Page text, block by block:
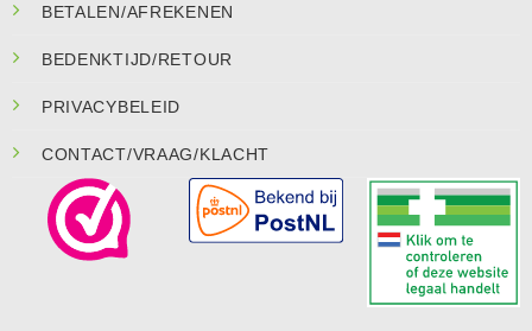
BETALEN/AFREKENEN
BEDENKTIJD/RETOUR
PRIVACYBELEID
CONTACT/VRAAG/KLACHT